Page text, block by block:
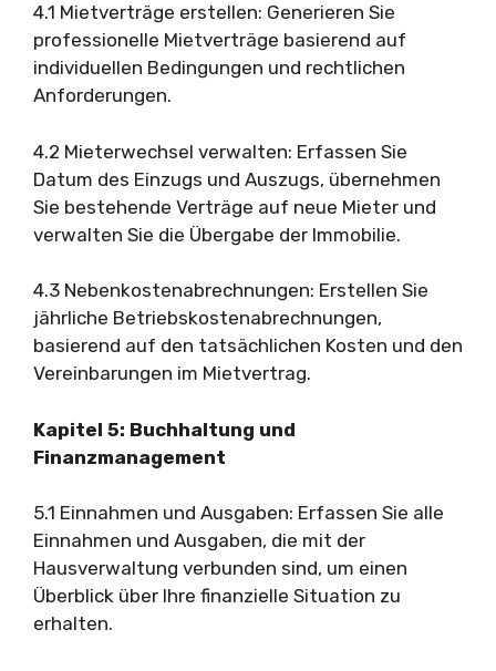
4.1 Mietverträge erstellen: Generieren Sie
professionelle Mietverträge basierend auf
individuellen Bedingungen und rechtlichen
Anforderungen.
4.2 Mieterwechsel verwalten: Erfassen Sie
Datum des Einzugs und Auszugs, übernehmen
Sie bestehende Verträge auf neue Mieter und
verwalten Sie die Übergabe der Immobilie.
4.3 Nebenkostenabrechnungen: Erstellen Sie
jährliche Betriebskostenabrechnungen,
basierend auf den tatsächlichen Kosten und den
Vereinbarungen im Mietvertrag.
Kapitel 5: Buchhaltung und
Finanzmanagement
5.1 Einnahmen und Ausgaben: Erfassen Sie alle
Einnahmen und Ausgaben, die mit der
Hausverwaltung verbunden sind, um einen
Überblick über Ihre finanzielle Situation zu
erhalten.